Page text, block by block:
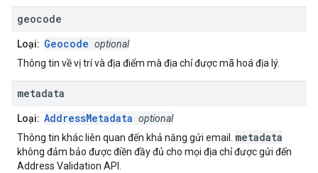
geocode
Loại: Geocode optional
Thông tin về vị trí và địa điểm mà địa chỉ được mã hoá địa lý.
metadata
Loại: AddressMetadata optional
Thông tin khác liên quan đến khả năng gửi email. metadata
không đảm bảo được điền đầy đủ cho mọi địa chỉ được gửi đến
Address Validation API.